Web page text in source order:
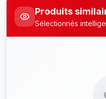
Produits
Sélectionnés